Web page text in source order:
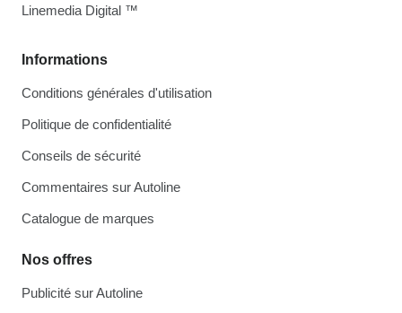
Informations
Conditions générales d'utilisation
Politique de confidentialité
Conseils de sécurité
Commentaires sur Autoline
Catalogue de marques
Nos offres
Publicité sur Autoline
Linemedia Digital ™